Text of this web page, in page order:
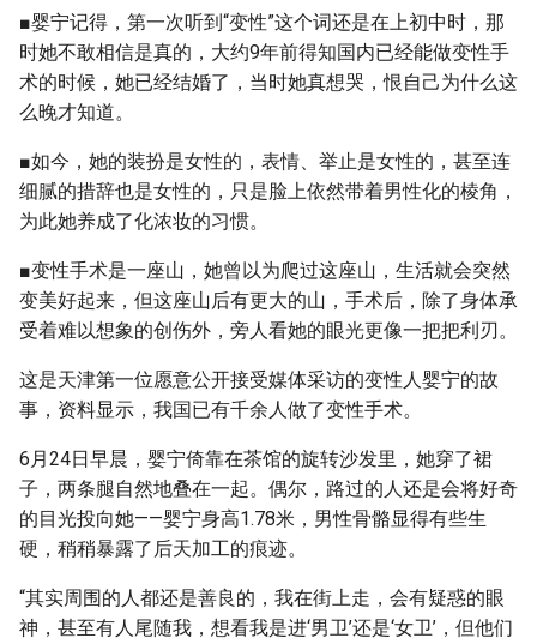
■婴宁记得，第一次听到“变性”这个词还是在上初中时，那
时她不敢相信是真的，大约9年前得知国内已经能做变性手
术的时候，她已经结婚了，当时她真想哭，恨自己为什么这
么晚才知道。
■如今，她的装扮是女性的，表情、举止是女性的，甚至连
细腻的措辞也是女性的，只是脸上依然带着男性化的棱角，
为此她养成了化浓妆的习惯。
■变性手术是一座山，她曾以为爬过这座山，生活就会突然
变美好起来，但这座山后有更大的山，手术后，除了身体承
受着难以想象的创伤外，旁人看她的眼光更像一把把利刃。
这是天津第一位愿意公开接受媒体采访的变性人婴宁的故
事，资料显示，我国已有千余人做了变性手术。
6月24日早晨，婴宁倚靠在茶馆的旋转沙发里，她穿了裙
子，两条腿自然地叠在一起。偶尔，路过的人还是会将好奇
的目光投向她——婴宁身高1.78米，男性骨骼显得有些生
硬，稍稍暴露了后天加工的痕迹。
“其实周围的人都还是善良的，我在街上走，会有疑惑的眼
神，甚至有人尾随我，想看我是进‘男卫’还是‘女卫’，但他们